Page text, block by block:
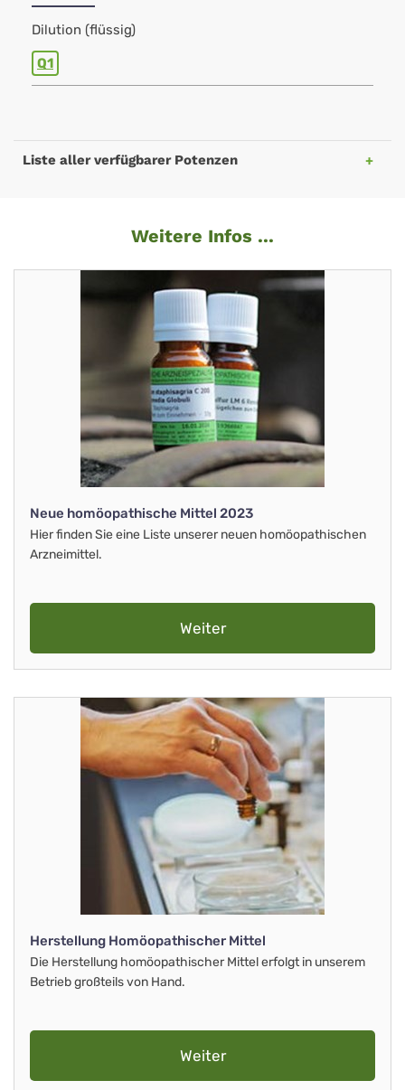
Dilution (flüssig)
Q1
Liste aller verfügbarer Potenzen
Weitere Infos ...
Neue homöopathische Mittel 2023
Hier finden Sie eine Liste unserer neuen homöopathischen
Arzneimittel.
Weiter
Herstellung Homöopathischer Mittel
Die Herstellung homöopathischer Mittel erfolgt in unserem
Betrieb großteils von Hand.
Weiter